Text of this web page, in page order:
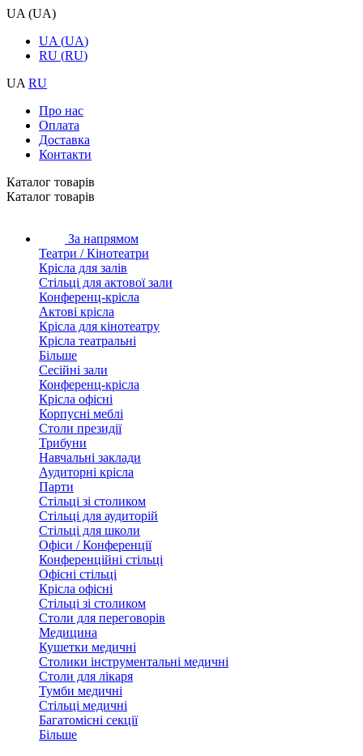
UA (UA)
UA (UA)
RU (RU)
UA RU
Про нас
Оплата
Доставка
Контакти
Каталог товарiв
Каталог товарiв
За напрямом
Театри / Кінотеатри
Крісла для залів
Стільці для актової зали
Конференц-крісла
Актові крісла
Крісла для кінотеатру
Крісла театральні
Більше
Сесійні зали
Конференц-крісла
Крісла офісні
Корпусні меблі
Столи президії
Трибуни
Навчальні заклади
Аудиторні крісла
Парти
Стільці зі столиком
Стільці для аудиторій
Стільці для школи
Офіси / Конференції
Конференційні стільці
Офісні стільці
Крісла офісні
Стільці зі столиком
Столи для переговорів
Медицина
Кушетки медичні
Столики інструментальні медичні
Столи для лікаря
Тумби медичні
Стільці медичні
Багатомісні секції
Більше